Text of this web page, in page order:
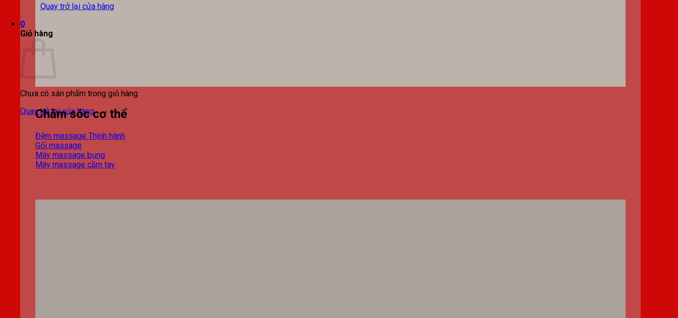
Quay trở lại cửa hàng
0
Giỏ hàng
Chưa có sản phẩm trong giỏ hàng.
Quay trở lại cửa hàng
Chăm sóc cơ thể
Đệm massage
Gối massage
Máy massage bụng
Máy massage cầm tay